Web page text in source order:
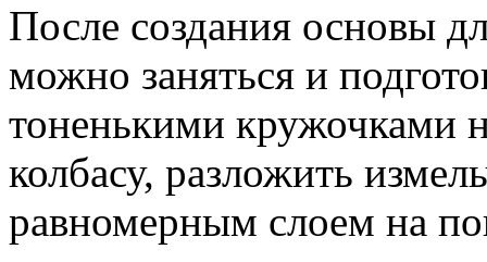
После создания основы
можно заняться и
тоненькими кружочками
колбасу, разложить
равномерным слоем на